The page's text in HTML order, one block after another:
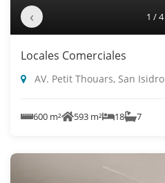
‹ 1 / 4
Locales Comerciales
AV. Petit Thouars, San Isidro
600 m² 593 m² 18 7